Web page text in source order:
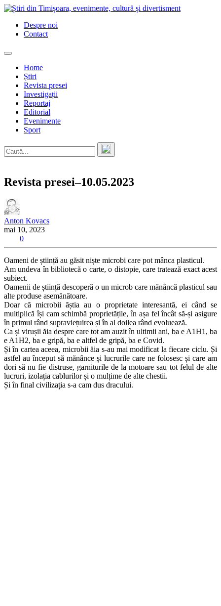
Skip
contentDespre noi
Contact
Home
Știri
Revista presei
Investigații
Reportaj
Editorial
Evenimente
Sport
Revista presei–10.05.2023
Anton Kovacs
mai 10, 2023
0
Oameni de știință au găsit niște microbi care pot mânca plasticul.
Am undeva în bibliotecă o carte, o distopie, care tratează exact acest
subiect.
Oamenii de știință descoperă o un microb care mănâncă plasticul sau
alte produse asemănătoare.
Doar că microbii ăștia au o proprietate interesantă, ei când se
multiplică își cam schimbă proprietățile, în așa fel încât să-și asigure
în primul rând supraviețuirea și în al doilea rând evoluează.
Ca și virușii ăia despre care tot am auzit în ultimii ani, ba e A1H1, ba
e A1H2, ba e gripă, ba e altfel de gripă, ba e Covid.
Și în cartea aceea, microbii ăia s-au mai modificat la fiecare ciclu. Și
astfel au început să mănânce și lucrurile care ne folosesc și care am
dori să nu fie distruse, garniturile de la motoare sau tot felul de alte
lucruri, izolația cablurilor și o mulțime de alte chestii.
Și în final civilizația s-a cam dus dracului.